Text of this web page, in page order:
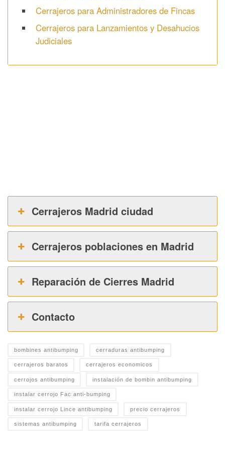
Cerrajeros para Administradores de Fincas
Cerrajeros para Lanzamientos y Desahucios
Judiciales
Cerrajeros Madrid ciudad
Cerrajeros poblaciones en Madrid
Reparación de Cierres Madrid
Contacto
bombines antibumping cerraduras antibumping
cerrajeros baratos cerrajeros economicos
cerrojos antibumping instalación de bombin antibumping
instalar cerrojo Fac anti-bumping
instalar cerrojo Lince antibumping precio cerrajeros
sistemas antibumping tarifa cerrajeros